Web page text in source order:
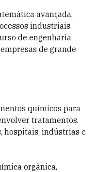
avançada,
industriais.
de engenharia
de grande
químicos para
tratamentos.
hospitais, indústrias e
orgânica,